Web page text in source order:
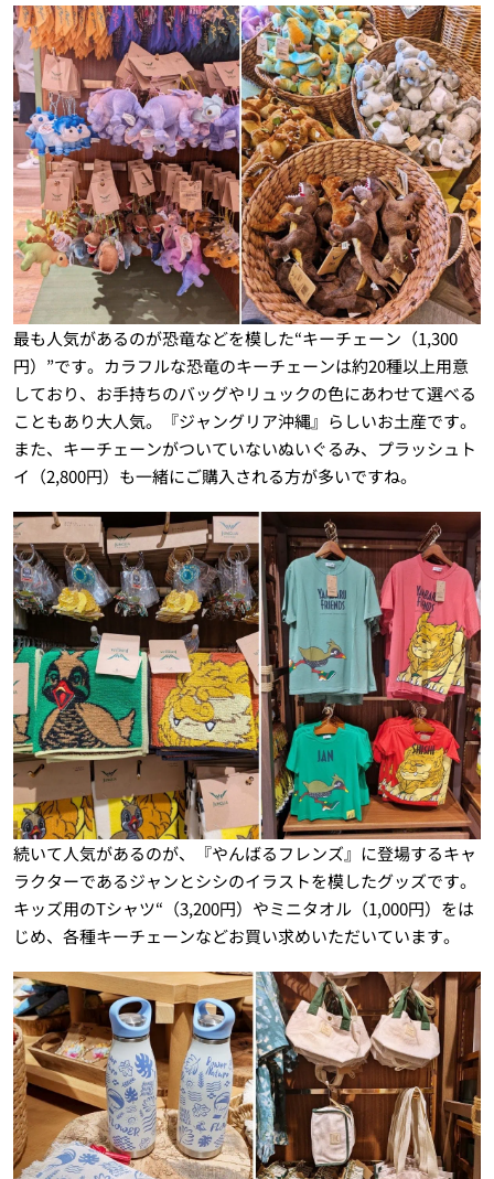
最も人気があるのが恐竜などを模した“キーチェーン（1,300
円）”です。カラフルな恐竜のキーチェーンは約20種以上用意
しており、お手持ちのバッグやリュックの色にあわせて選べる
こともあり大人気。『ジャングリア沖縄』らしいお土産です。
また、キーチェーンがついていないぬいぐるみ、プラッシュト
イ（2,800円）も一緒にご購入される方が多いですね。
続いて人気があるのが、『やんばるフレンズ』に登場するキャ
ラクターであるジャンとシシのイラストを模したグッズです。
キッズ用のTシャツ“（3,200円）やミニタオル（1,000円）をは
じめ、各種キーチェーンなどお買い求めいただいています。